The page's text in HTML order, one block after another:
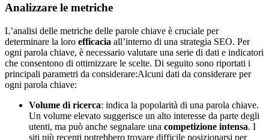
Analizzare le metriche
L’analisi delle metriche delle parole chiave è cruciale per
determinare la loro efficacia all’interno di una strategia SEO. Per
ogni parola chiave, è necessario valutare una serie di dati e indicatori
che consentono di ottimizzare le scelte. Di seguito sono riportati i
principali parametri da considerare:Alcuni dati da considerare per
ogni parola chiave:
Volume di ricerca: indica la popolarità di una parola chiave.
Un volume elevato suggerisce un alto interesse da parte degli
utenti, ma può anche segnalare una competizione intensa. I
siti più recenti potrebbero trovare difficile posizionarsi per